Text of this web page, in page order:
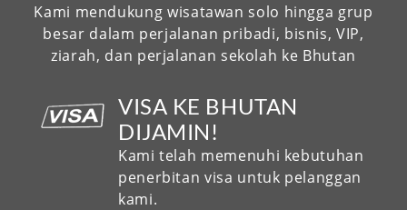
Kami mendukung wisatawan solo hingga grup
besar dalam perjalanan pribadi, bisnis, VIP,
ziarah, dan perjalanan sekolah ke Bhutan
VISA KE BHUTAN
DIJAMIN!
Kami telah memenuhi kebutuhan
penerbitan visa untuk pelanggan
kami.